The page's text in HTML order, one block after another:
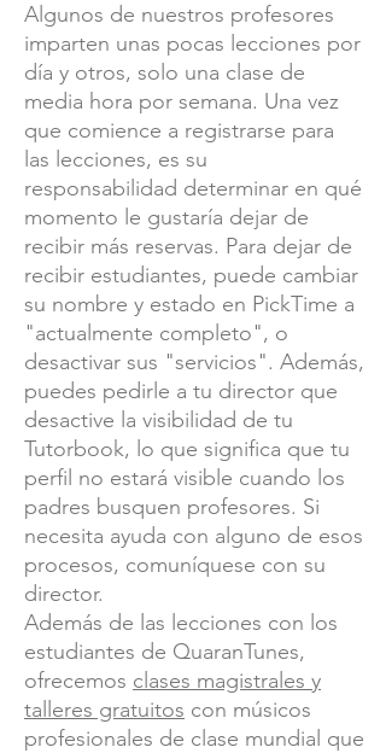
Algunos de nuestros profesores
imparten unas pocas lecciones por
día y otros, solo una clase de
media hora por semana. Una vez
que comience a registrarse para
las lecciones, es su
responsabilidad determinar en qué
momento le gustaría dejar de
recibir más reservas. Para dejar de
recibir estudiantes, puede cambiar
su nombre y estado en PickTime a
"actualmente completo", o
desactivar sus "servicios". Además,
puedes pedirle a tu director que
desactive la visibilidad de tu
Tutorbook, lo que significa que tu
perfil no estará visible cuando los
padres busquen profesores. Si
necesita ayuda con alguno de esos
procesos, comuníquese con su
director.
Además de las lecciones con los
estudiantes de QuaranTunes,
ofrecemos clases magistrales y
talleres gratuitos con músicos
profesionales de clase mundial que